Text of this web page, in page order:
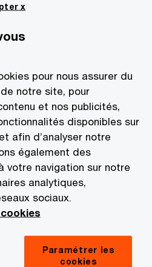
de la création de
durable des
pour nous assurer du
notre site, pour
et nos publicités,
disponibles sur
afin d’analyser notre
également des
votre navigation sur notre
analytiques,
sociaux.
Paramétrer les
cookies
x